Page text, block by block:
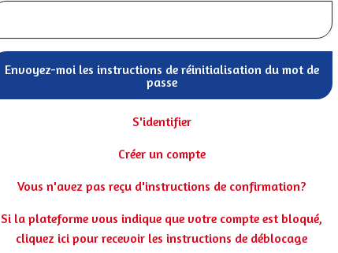
Envoyez-moi les instructions de réinitialisation du mot de
passe
S'identifier
Créer un compte
Vous n'avez pas reçu d'instructions de confirmation?
Si la plateforme vous indique que votre compte est bloqué,
cliquez ici pour recevoir les instructions de déblocage